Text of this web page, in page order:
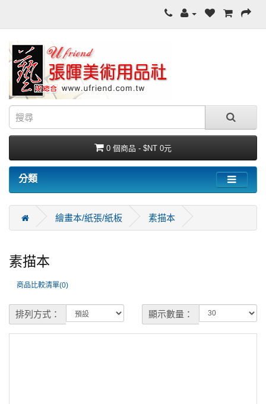
0 個商品 - $NT 0元
分類
繪畫本/紙張/紙板 素描本
素描本
商品比較清單(0)
排列方式： 顯示數量：